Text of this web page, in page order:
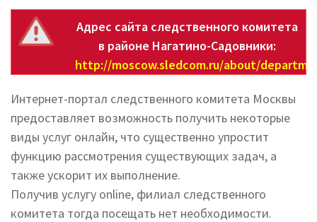
Адрес сайта следственного комитета
в районе Нагатино-Садовники:
http://moscow.sledcom.ru/about/
Интернет-портал следственного комитета Москвы
предоставляет возможность получить некоторые
виды услуг онлайн, что существенно упростит
функцию рассмотрения существующих задач, а
также ускорит их выполнение.
Получив услугу online, филиал следственного
комитета тогда посещать нет необходимости.